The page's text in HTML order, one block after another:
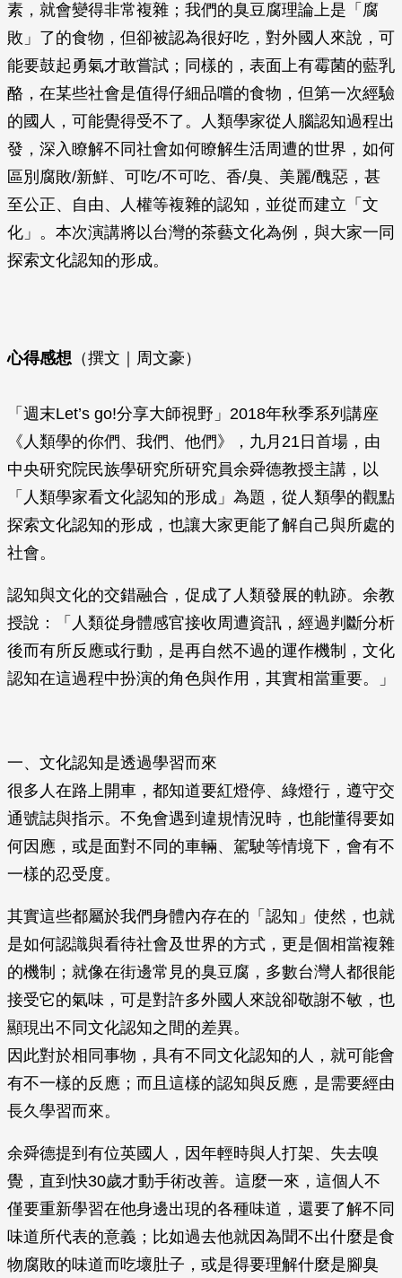
素，就會變得非常複雜；我們的臭豆腐理論上是「腐
敗」了的食物，但卻被認為很好吃，對外國人來說，可
能要鼓起勇氣才敢嘗試；同樣的，表面上有霉菌的藍乳
酪，在某些社會是值得仔細品嚐的食物，但第一次經驗
的國人，可能覺得受不了。人類學家從人腦認知過程出
發，深入瞭解不同社會如何瞭解生活周遭的世界，如何
區別腐敗/新鮮、可吃/不可吃、香/臭、美麗/醜惡，甚
至公正、自由、人權等複雜的認知，並從而建立「文
化」。本次演講將以台灣的茶藝文化為例，與大家一同
探索文化認知的形成。
心得感想 （撰文｜周文豪）
「週末Let’s go!分享大師視野」2018年秋季系列講座
《人類學的你們、我們、他們》，九月21日首場，由
中央研究院民族學研究所研究員余舜德教授主講，以
「人類學家看文化認知的形成」為題，從人類學的觀點
探索文化認知的形成，也讓大家更能了解自己與所處的
社會。
認知與文化的交錯融合，促成了人類發展的軌跡。余教
授說：「人類從身體感官接收周遭資訊，經過判斷分析
後而有所反應或行動，是再自然不過的運作機制，文化
認知在這過程中扮演的角色與作用，其實相當重要。」
一、文化認知是透過學習而來
很多人在路上開車，都知道要紅燈停、綠燈行，遵守交
通號誌與指示。不免會遇到違規情況時，也能懂得要如
何因應，或是面對不同的車輛、駕駛等情境下，會有不
一樣的忍受度。
其實這些都屬於我們身體內存在的「認知」使然，也就
是如何認識與看待社會及世界的方式，更是個相當複雜
的機制；就像在街邊常見的臭豆腐，多數台灣人都很能
接受它的氣味，可是對許多外國人來說卻敬謝不敏，也
顯現出不同文化認知之間的差異。
因此對於相同事物，具有不同文化認知的人，就可能會
有不一樣的反應；而且這樣的認知與反應，是需要經由
長久學習而來。
余舜德提到有位英國人，因年輕時與人打架、失去嗅
覺，直到快30歲才動手術改善。這麼一來，這個人不
僅要重新學習在他身邊出現的各種味道，還要了解不同
味道所代表的意義；比如過去他就因為聞不出什麼是食
物腐敗的味道而吃壞肚子，或是得要理解什麼是腳臭